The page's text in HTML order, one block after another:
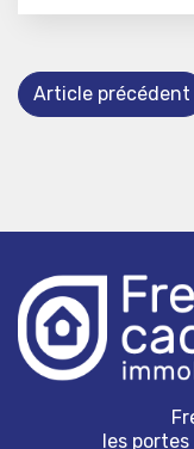
Article précédent
les